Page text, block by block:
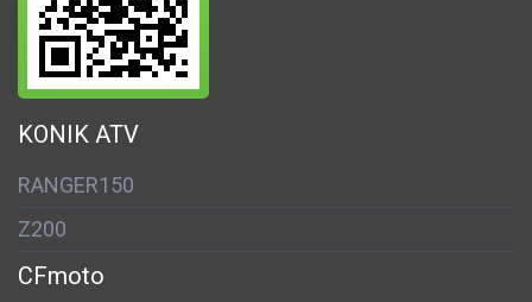
KONIK ATV
RANGER150
Z200
CFmoto